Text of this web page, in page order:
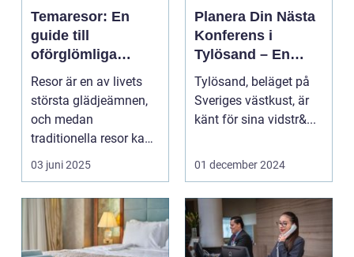
Temaresor: En
guide till
oförglömliga
upplevelser
Resor är en av livets
största glädjeämnen,
och medan
traditionella resor kan
bju...
03 juni 2025
Planera Din Nästa
Konferens i
Tylösand – En
Oslagbar
Upplevelse
Tylösand, beläget på
Sveriges västkust, är
känt för sina vidstr&...
01 december 2024